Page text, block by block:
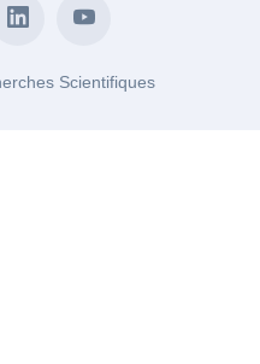
Scientifiques